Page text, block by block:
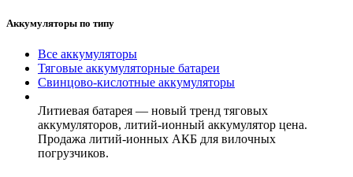
Аккумуляторы по типу
Все аккумуляторы
Тяговые аккумуляторные батареи
Свинцово-кислотные аккумуляторы
Литиевая батарея — новый тренд тяговых
аккумуляторов, литий-ионный аккумулятор цена.
Продажа литий-ионных АКБ для вилочных
погрузчиков.